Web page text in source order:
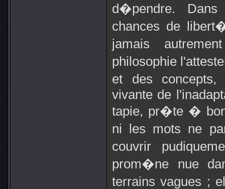
d�pendre.
chances de
jamais
philosophie
et des
vivante de
tapie, pr�te �
ni les mots ne
couvrir
prom�ne nue
terrains vagues ;